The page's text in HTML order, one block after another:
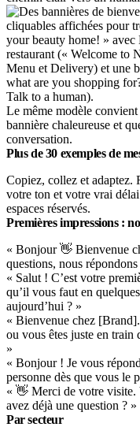
Le même modèle
bannière chaleureuse et
conversation.
Plus de 30 exemples de
Copiez, collez et adaptez.
votre ton et votre vrai
espaces réservés.
Premières impressions :
« Bonjour 👋 Bienvenue
questions, nous
« Salut ! C’est votre
qu’il vous faut en
aujourd’hui ? »
« Bienvenue chez
ou vous êtes juste en train
»
« Bonjour ! Je vous
personne dès que vous le
« 👋 Merci de votre visite.
avez déjà une question ? »
Par secteur